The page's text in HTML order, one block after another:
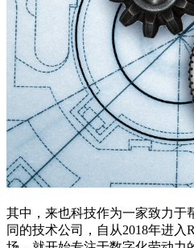
其中，来也科技作为一家致力于
同的技术公司，自从2018年进